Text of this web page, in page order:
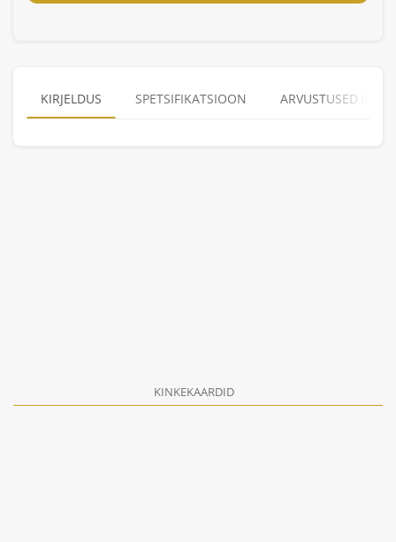
KIRJELDUS SPETSIFIKATSIOON ARVUSTUSED (0)
KINKEKAARDID